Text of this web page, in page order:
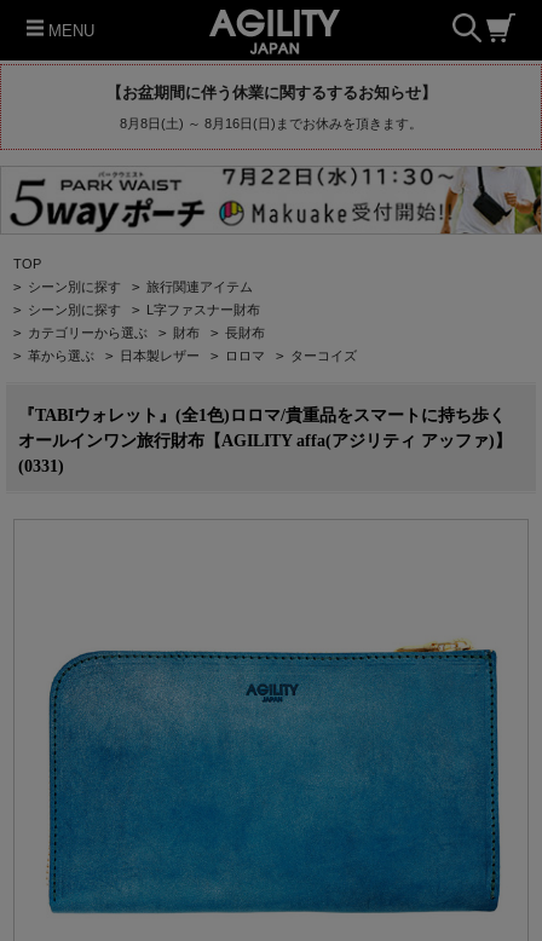
MENU
【お盆期間に伴う休業に関するするお知らせ】
8月8日(土) ～ 8月16日(日)までお休みを頂きます。
TOP
> シーン別に探す > 旅行関連アイテム
> シーン別に探す > L字ファスナー財布
> カテゴリーから選ぶ > 財布 > 長財布
> 革から選ぶ > 日本製レザー > ロロマ > ターコイズ
『TABIウォレット』(全1色)ロロマ/貴重品をスマートに持ち歩く
オールインワン旅行財布【AGILITY affa(アジリティ アッファ)】
(0331)